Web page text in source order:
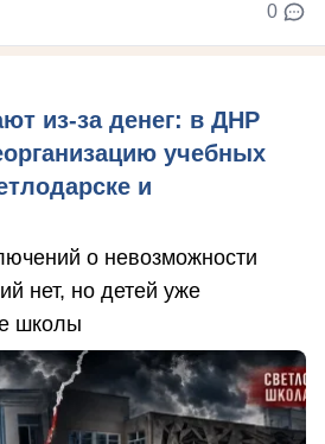
0
из-за денег: в ДНР
учебных
и
о невозможности
нет, но детей уже
школы